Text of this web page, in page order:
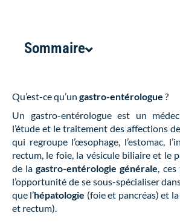
Sommaire
Qu’est-ce qu’un gastro-entérologue ?
Un gastro-entérologue est un
l’étude et le traitement des affections de
qui regroupe l’œsophage, l’estomac,
rectum, le foie, la vésicule biliaire et le
de la gastro-entérologie générale ,
l’opportunité de se sous-spécialiser
que l’hépatologie (foie et pancréas) et la
et rectum).